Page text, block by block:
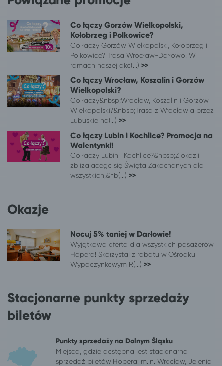
Wrocław
Jelenia Góra
Wrocław
Stronie Śląskie
Wrocław
Mrzeżyno
Sarbinowo gm. Mielno
Wrocław
Ustronie Morskie
Wrocław
Długopole-Zdrój
Wrocław
Świnoujście
Jedlina-Zdrój
Sianożęty
Wrocław
Grzybowo
Wrocław
Rogowo, pow. gryficki
Wrocław
Dziwnów
Łukęcin
Wrocław
Wrocław
Polanica-Zdrój
Wrocław
Ustka
Wrocław
Jarosławiec, gm. Postomino
Wrocław
Ciechocinek
Wrocław
Wrocław
Wrocław
Ustroń*
Wrocław
Stary Licheń
Co łączy Gorzów Wielkopolski,
Kołobrzeg i Polkowice?
Co łączy Gorzów Wielkopolski, Kołobrzeg i
Polkowice? Trasa Wrocław-Darłowo! W
ramach naszej akc(...) >>
Co łączy Wrocław, Koszalin i Gorzów
Wielkopolski?
Co łączy&nbsp;Wrocław, Koszalin i Gorzów
Wielkopolski?&nbsp;Trasa z Wrocławia przez
Lubuskie na(...) >>
Co łączy Lubin i Kochlice? Promocja na
Walentynki!
Co łączy Lubin i Kochlice?&nbsp;Z okazji
zblizającego się Święta Zakochanych dla
wszystkich,&nb(...) >>
Okazje
Nocuj 5% taniej w Darłowie!
Wyjątkowa oferta dla wszystkich pasażerów
Hopera! Skorzystaj z rabatu w Ośrodku
Wypoczynkowym R(...) >>
Stacjonarne punkty sprzedaży
biletów
Punkty sprzedaży na Dolnym Śląsku
Miejsca, gdzie dostępna jest stacjonarna
sprzedaż biletów Hopera: m.in. Wrocław, Jelenia